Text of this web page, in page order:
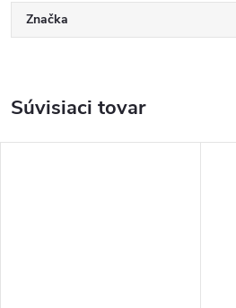
Značka
Súvisiaci tovar